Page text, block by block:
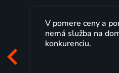
Lepšia.TV
rokov s maximálnou
Veľký výber